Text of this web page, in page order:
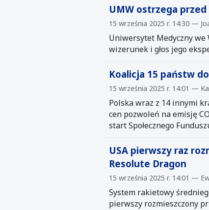
UMW ostrzega
15 września 2025 r. 14:30 —
Uniwersytet Medyczny
wizerunek i głos jego
Koalicja 15 państw
15 września 2025 r. 14:01 —
Polska wraz z 14 innymi
cen pozwoleń na emisję
start Społecznego
USA pierwszy raz
Resolute Dragon
15 września 2025 r. 14:01 —
System rakietowy
pierwszy rozmieszczony